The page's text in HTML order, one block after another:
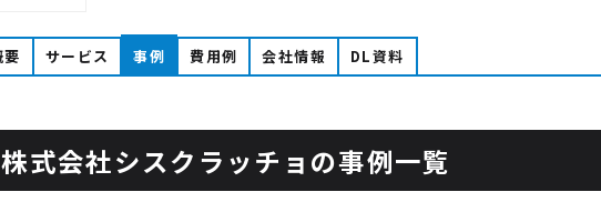
要 サービス 事例 費用例 会社情報 DL資料
株式会社シスクラッチョの事例一覧